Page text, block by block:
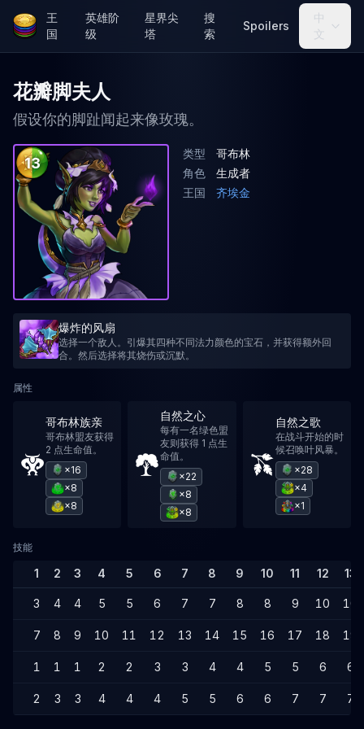
王
国
英雄阶
级
星界尖
塔
搜
索
Spoilers
中
文
花瓣脚夫人
假设你的脚趾闻起来像玫瑰。
13
类型
哥布林
角色
生成者
王国
齐埃金
爆炸的风扇
选择一个敌人。引爆其四种不同法力颜色的宝石，并获得额外回
合。然后选择将其烧伤或沉默。
属性
哥布林族亲
哥布林盟友获得
2 点生命值。
×16
×8
×8
自然之心
每有一名绿色盟
友则获得 1 点生
命值。
×22
×8
×8
自然之歌
在战斗开始的时
候召唤叶风暴。
×28
×4
×1
技能
1 2 3 4 5 6 7 8 9 10 11 12 13
3 4 4 5 5 6 7 7 8 8 9 10 10
7 8 9 10 11 12 13 14 15 16 17 18 19
1 1 1 2 2 3 3 4 4 5 5 6 6
2 3 3 4 4 4 5 5 6 6 7 7 7